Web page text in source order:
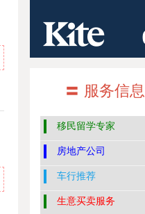
〓 服务信息
移民留学专家
房地产公司
车行推荐
生意买卖服务